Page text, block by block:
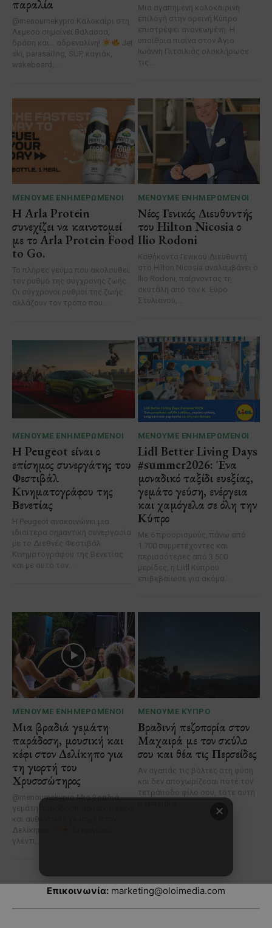
Επικοινωνία: marketing@oloimedia.com